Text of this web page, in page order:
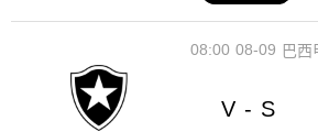
08-09
08:00 巴西
V - S